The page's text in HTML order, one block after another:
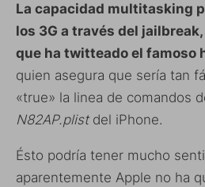
La capacidad multitasking
los 3G a través del
que ha twitteado el famoso
quien asegura que sería tan
«true» la linea de comandos
N82AP.plist del iPhone.
Ésto podría tener mucho
aparentemente Apple no ha